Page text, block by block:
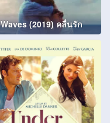
Waves (2019) คลื่นรัก